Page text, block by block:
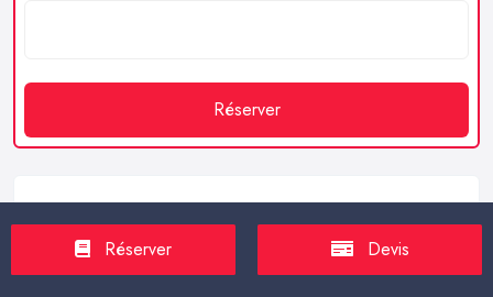
Réserver
Service client
https://proxilive.fr
Réserver Devis